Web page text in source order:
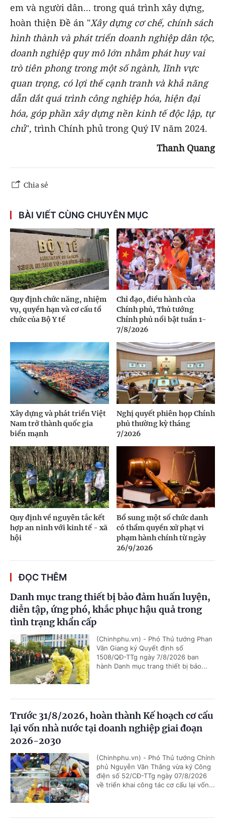
em và người dân... trong quá trình xây dựng,
hoàn thiện Đề án "Xây dựng cơ chế, chính sách
hình thành và phát triển doanh nghiệpdân tộc,
doanh nghiệp quy mô lớn nhằm phát huy vai
trò tiên phong trong một số ngành, lĩnh vực
quan trọng, có lợi thế cạnh tranh và khả năng
dẫn dắt quá trình công nghiệp hóa, hiện đại
hóa, góp phần xây dựng nền kinh tế độc lập, tự
chủ", trình Chính phủ trong Quý IV năm 2024.
Thanh Quang
Chia sẻ
BÀI VIẾT CÙNG CHUYÊN MỤC
Quy định chức năng, nhiệm
vụ, quyền hạn và cơ cấu tổ
chức của Bộ Y tế
Chỉ đạo, điều hành của
Chính phủ, Thủ tướng
Chính phủ nổi bật tuần 1-
7/8/2026
Xây dựng và phát triển Việt
Nam trở thành quốc gia
biển mạnh
Nghị quyết phiên họp Chính
phủ thường kỳ tháng
7/2026
Quy định về nguyên tắc kết
hợp an ninh với kinh tế - xã
hội
Bổ sung một số chức danh
có thẩm quyền xử phạt vi
phạm hành chính từ ngày
26/9/2026
ĐỌC THÊM
Danh mục trang thiết bị bảo đảm huấn luyện,
diễn tập, ứng phó, khắc phục hậu quả trong
tình trạng khẩn cấp
(Chinhphu.vn) - Phó Thủ tướng Phan
Văn Giang ký Quyết định số
1508/QĐ-TTg ngày 7/8/2026 ban
hành Danh mục trang thiết bị bảo...
Trước 31/8/2026, hoàn thành Kế hoạch cơ cấu
lại vốn nhà nước tại doanh nghiệp giai đoạn
2026-2030
(Chinhphu.vn) - Phó Thủ tướng Chính
phủ Nguyễn Văn Thắng vừa ký Công
điện số 52/CĐ-TTg ngày 07/8/2026
về triển khai công tác cơ cấu lại vốn...